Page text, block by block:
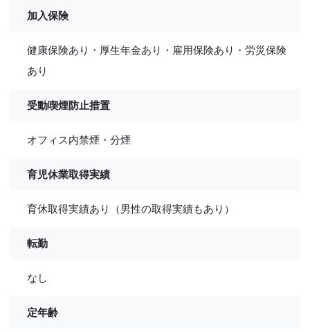
加入保険
健康保険あり・厚生年金あり・雇用保険あり・労災保険
あり
受動喫煙防止措置
オフィス内禁煙・分煙
育児休業取得実績
育休取得実績あり（男性の取得実績もあり）
転勤
なし
定年齢